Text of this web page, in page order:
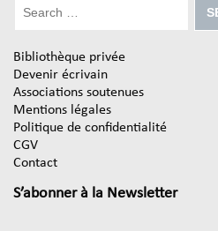
Bibliothèque privée
Devenir écrivain
Associations soutenues
Mentions légales
Politique de confidentialité
CGV
Contact
S’abonner à la Newsletter